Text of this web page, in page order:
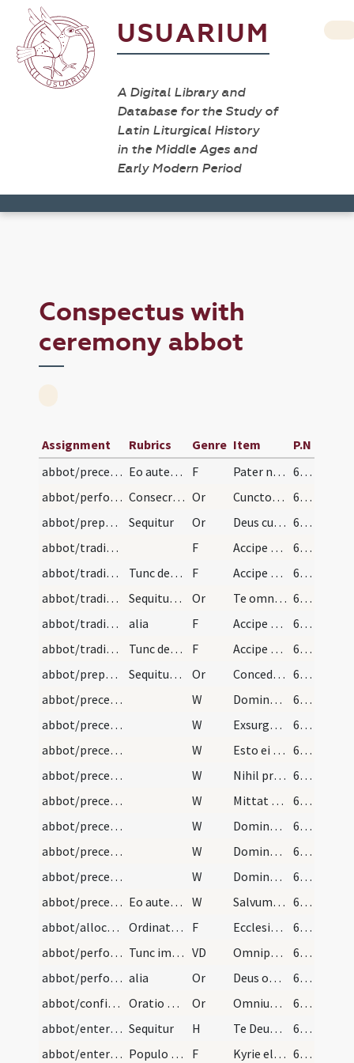
USUARIUM
A Digital Library and
Database for the Study of
Latin Liturgical History
in the Middle Ages and
Early Modern Period
Conspectus with
ceremony abbot
Assignment Rubrics Genre Item
P.N
abbot/preces/2
Eo autem profitente prosternat se episcopus ante… F Pater noster
65 (63r)
abbot/performative prayers/4
Consecratio abbatis Or Cunctorum operum institutor Deus qui per Moysen famulum tuum ad gubernandas ecclesiae praepositos instituisti tibi supplices fundimus preces … praestare digneris qui in trinitate perfecta vivis
65 (63r)
abbot/preparatory prayers/3
Sequitur Or Deus cui omnis potestas et dignitas famulatur … tibique iugiter placere contendat
65 (63r)
abbot/traditio instrumentorum/6
F Accipe praelationis virgam pastoralis custodiae curam significantem … omnino sis sollicitus.
65 (63r)
abbot/traditio instrumentorum/5
Tunc det ei baculum dicens F Accipe baculum pastoralitatis quem praeferas catervae tibi commisse ad exemplum iustae severitatis et correptionis
65 (63r)
abbot/traditio instrumentorum/2
Sequitur oratio Or Te omnipotens et piissime deprecamur Domine hunc famulum tuum propitius intuere ut gratia … cum commisso grege perpetua potiatur beatitudine
65 (63r)
abbot/traditio instrumentorum/4
alia F Accipe monasticae conversationis regulam ad quam propriam … esse illius operator
65 (63r)
abbot/traditio instrumentorum/3
Tunc det ei regulam dicens F Accipe regulam a sanctis patribus nobis traditam ad regendum custodiendumque gregem tibi adesto creditum … ac humana fragilitas permiserit
65 (63r)
abbot/preparatory prayers/1
Sequitur oratio Or Concede quaesumus omnipotens Deus affectui nostro tuae miserationis effectu … tibi nostra electione placeamus.
65 (63r)
abbot/preces/9
W Domine exaudi
65 (63r)
abbot/preces/8
W Exsurge Domine
65 (63r)
abbot/preces/7
W Esto ei Domine
65 (63r)
abbot/preces/6
W Nihil proficiat
65 (63r)
abbot/preces/5
W Mittat tibi Dominus
65 (63r)
abbot/preces/4
W Dominus custodiat te
65 (63r)
abbot/preces/3
W Dominus custodiat
65 (63r)
abbot/preces/2
W Dominus conservet
65 (63r)
abbot/preces/1
Eo autem profitente ... W Salvum fac
65 (63r)
abbot/allocution/1
Ordinatio abbatis. Capitulum ex canone Theodori.… F Ecclesiae nostrae fratres carissimi pater electus suum adest
65 (63r)
abbot/performative prayers/5
Tunc imponat ei manum super capite dicens oration… VD Omnipotens sempiterne Deus affluentem spiritum tuae benedictionis famulo tuo N nobis orantibus propitiatus infunde ut qui per manus nostrae hodie inpositionem abbas constitutus sanctificatione tua … coronaque iustitiae et ad caelestium thesaurorum dona tua perveniat
66 (63v)
abbot/performative prayers/6 alia Or Deus omnium fidelium pastor et rector famulum tuum … commisso perveniat sempiternam
66 (63v)
abbot/confirmatory prayers/7
Oratio post adeptam dignitatem Or Omnium Domine fons bonorum … bonis operibus conprobare.
66 (63v)
abbot/entering into possession Sequitur H Te Deum laudamus
66 (63v)
abbot/entering into possession/7
Populo acclamante F Kyrie eleison 66 (63v)